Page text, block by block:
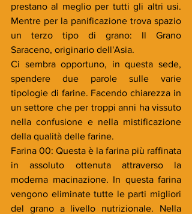
prestano al meglio per tutti gli altri usi.
Mentre per la panificazione trova spazio
un terzo tipo di grano: Il Grano
Saraceno, originario dell'Asia.
Ci sembra opportuno, in questa sede,
spendere due parole sulle varie
tipologie di farine. Facendo chiarezza in
un settore che per troppi anni ha vissuto
nella confusione e nella mistificazione
della qualità delle farine.
Farina 00: Questa è la farina più raffinata
in assoluto ottenuta attraverso la
moderna macinazione. In questa farina
vengono eliminate tutte le parti migliori
del grano a livello nutrizionale. Nella